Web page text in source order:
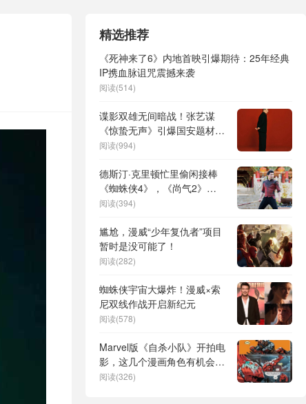
精选推荐
《死神来了6》内地首映引爆期待：25年经典
IP携血脉诅咒震撼来袭
阅读(514)
谍影双雄无间暗战！张艺谋
《惊蛰无声》引爆国安题材新
纪元
阅读(994)
德斯汀·克里顿忙里偷闲接棒
《蜘蛛侠4》，《尚气2》
unaffected
阅读(394)
尴尬，漫威“少年复仇者”项目
暂时是没可能了！
阅读(282)
蜘蛛侠宇宙大爆炸！漫威×索
尼双线作战开启新纪元
阅读(578)
Marvel版《自杀小队》开拍电
影，这几个漫画角色有机会组
队？
阅读(326)